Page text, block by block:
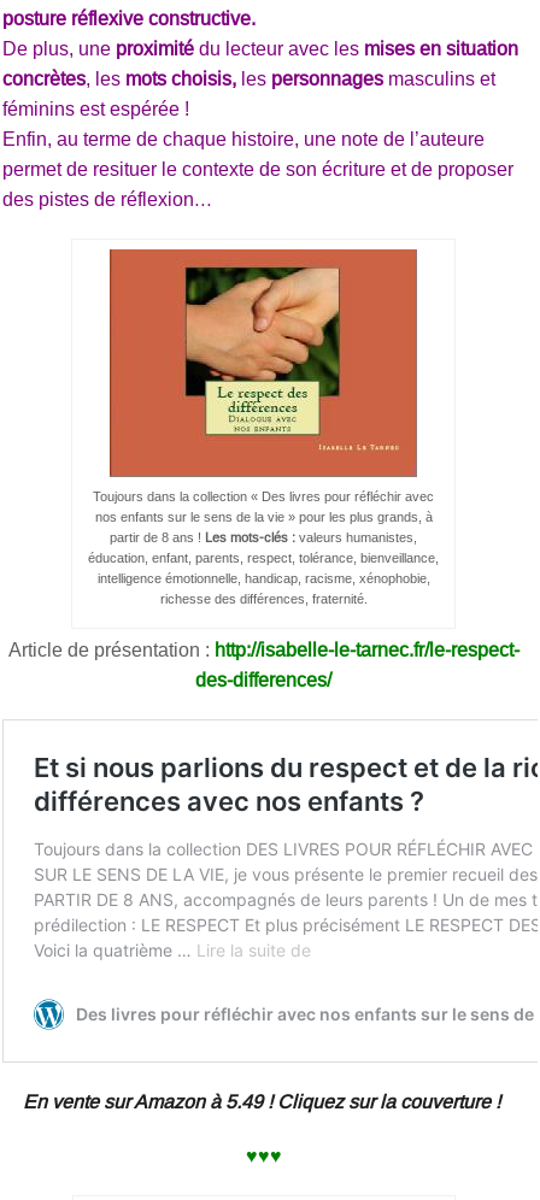
posture réflexive constructive.
De plus, une proximité du lecteur avec les mises en situation
concrètes, les mots choisis, les personnages masculins et
féminins est espérée !
Enfin, au terme de chaque histoire, une note de l’auteure
permet de resituer le contexte de son écriture et de proposer
des pistes de réflexion…
Toujours dans la collection « Des livres pour réfléchir avec
nos enfants sur le sens de la vie » pour les plus grands, à
partir de 8 ans ! Les mots-clés : valeurs humanistes,
éducation, enfant, parents, respect, tolérance, bienveillance,
intelligence émotionnelle, handicap, racisme, xénophobie,
richesse des différences, fraternité.
Article de présentation : http://isabelle-le-tarnec.fr/le-respect-
des-differences/
En vente sur Amazon à 5.49 ! Cliquez sur la couverture !
♥♥♥